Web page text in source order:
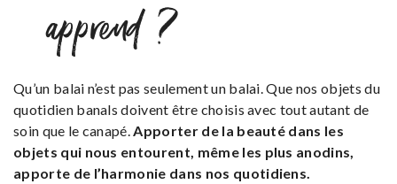
apprend ?
Qu’un balai n’est pas seulement un balai. Que nos objets du
quotidien banals doivent être choisis avec tout autant de
soin que le canapé.Apporter de la beauté dans les
objets qui nous entourent, même les plus anodins,
apporte de l’harmonie dans nos quotidiens.